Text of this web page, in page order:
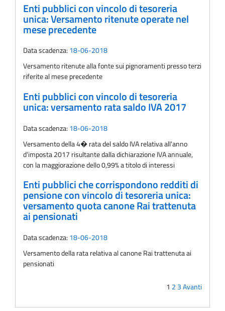
Enti pubblici con vincolo di tesoreria
unica: Versamento ritenute operate nel
mese precedente
Data scadenza: 18-06-2018
Versamento ritenute alla fonte sui pignoramenti presso terzi
riferite al mese precedente
Enti pubblici con vincolo di tesoreria
unica: versamento rata saldo IVA 2017
Data scadenza: 18-06-2018
Versamento della 4� rata del saldo IVA relativa all'anno
d'imposta 2017 risultante dalla dichiarazione IVA annuale,
con la maggiorazione dello 0,99% a titolo di interessi
Enti pubblici che corrispondono redditi di
pensione con vincolo di tesoreria unica:
versamento quota canone Rai trattenuta
ai pensionati
Data scadenza: 18-06-2018
Versamento della rata relativa al canone Rai trattenuta ai
pensionati
1 2 3Avanti